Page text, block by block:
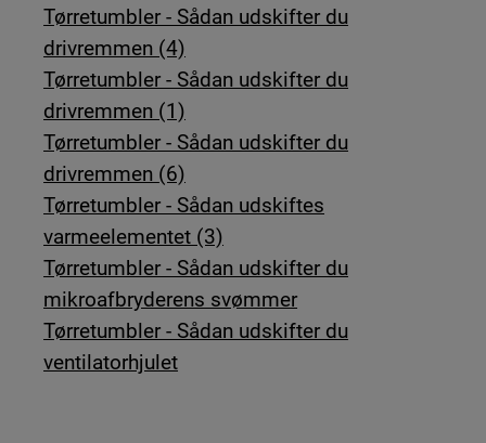
Tørretumbler - Sådan udskifter du
drivremmen (4)
Tørretumbler - Sådan udskifter du
drivremmen (1)
Tørretumbler - Sådan udskifter du
drivremmen (6)
Tørretumbler - Sådan udskiftes
varmeelementet (3)
Tørretumbler - Sådan udskifter du
mikroafbryderens svømmer
Tørretumbler - Sådan udskifter du
ventilatorhjulet